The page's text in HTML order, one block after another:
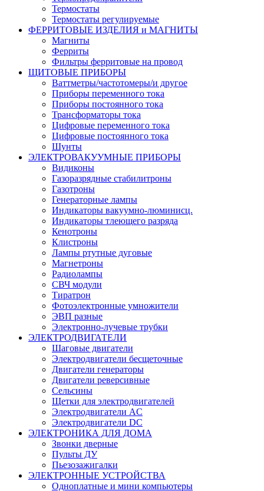
Термостаты
Термостаты регулируемые
ФЕРРИТОВЫЕ ИЗДЕЛИЯ и МАГНИТЫ
Магниты
Ферриты
Фильтры ферритовые на провод
ЩИТОВЫЕ ПРИБОРЫ
Ваттметры/частотомеры/и другое
Приборы переменного тока
Приборы постоянного тока
Трансформаторы тока
Цифровые переменного тока
Цифровые постоянного тока
Шунты
ЭЛЕКТРОВАКУУМНЫЕ ПРИБОРЫ
Видиконы
Газоразрядные стабилитроны
Газотроны
Генераторные лампы
Индикаторы вакуумно-люминисц.
Индикаторы тлеющего разряда
Кенотроны
Клистроны
Лампы ртутные дуговые
Магнетроны
Радиолампы
СВЧ модули
Тиратрон
Фотоэлектронные умножители
ЭВП разные
Электронно-лучевые трубки
ЭЛЕКТРОДВИГАТЕЛИ
Шаговые двигатели
Электродвигатели бесщеточные
Двигатели генераторы
Двигатели реверсивные
Сельсины
Щетки для электродвигателей
Электродвигатели AC
Электродвигатели DC
ЭЛЕКТРОНИКА ДЛЯ ДОМА
Звонки дверные
Пульты ДУ
Пьезозажигалки
ЭЛЕКТРОННЫЕ УСТРОЙСТВА
Одноплатные и мини компьютеры